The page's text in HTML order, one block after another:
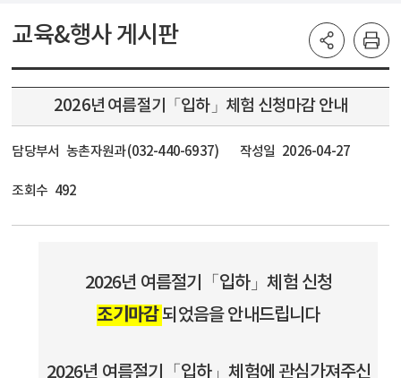
교육&행사 게시판
2026년 여름절기「입하」체험 신청마감 안내
담당부서 농촌자원과 (032-440-6937) 작성일 2026-04-27
조회수 492
2026년 여름절기「입하」체험 신청
조기마감되었음을 안내드립니다
2026년 여름절기「입하」체험에 관심가져주신